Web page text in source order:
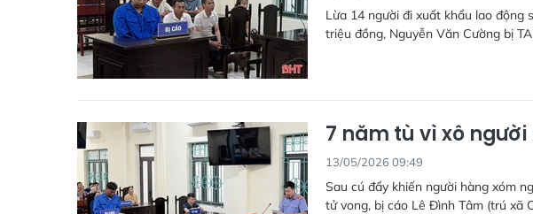
Lừa 14 người đi xuất khẩu lao động
triệu đồng, Nguyễn Văn Cường bị
7 năm tù vì xô
13/05/2026 09:49
Sau cú đẩy khiến người hàng xóm
tử vong, bị cáo Lê Đình Tâm (trú xã